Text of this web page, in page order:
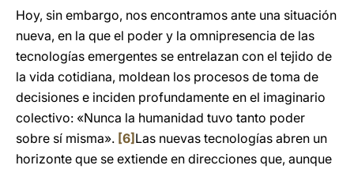
Hoy, sin embargo, nos encontramos ante una situación
nueva, en la que el poder y la omnipresencia de las
tecnologías emergentes se entrelazan con el tejido de
la vida cotidiana, moldean los procesos de toma de
decisiones e inciden profundamente en el imaginario
colectivo: «Nunca la humanidad tuvo tanto poder
sobre sí misma». [6] Las nuevas tecnologías abren un
horizonte que se extiende en direcciones que, aunque